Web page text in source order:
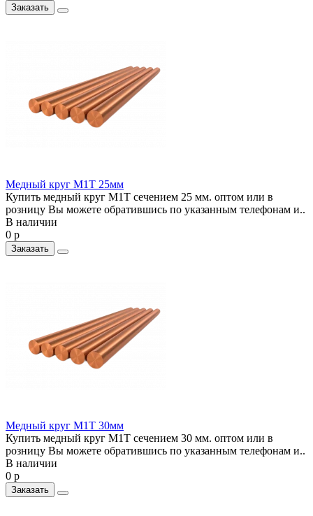
Заказать
Медный круг М1Т 25мм
Купить медный круг М1Т сечением 25 мм. оптом или в
розницу Вы можете обратившись по указанным телефонам и..
В наличии
0 р
Заказать
Медный круг М1Т 30мм
Купить медный круг М1Т сечением 30 мм. оптом или в
розницу Вы можете обратившись по указанным телефонам и..
В наличии
0 р
Заказать